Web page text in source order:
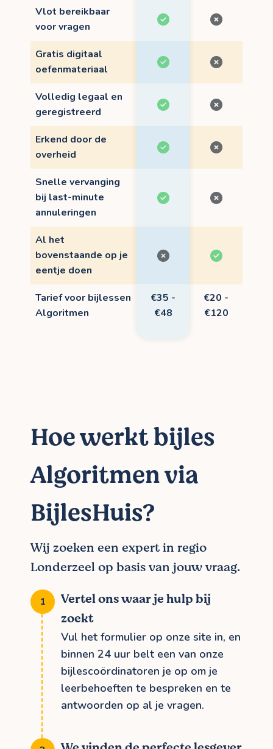
Vlot bereikbaar
voor vragen
Gratis digitaal
oefenmateriaal
Volledig legaal en
geregistreerd
Erkend door de
overheid
Snelle vervanging
bij last-minute
annuleringen
Al het
bovenstaande op je
eentje doen
Tarief voor bijlessen
Algoritmen
€35 -
€48
€20 -
€120
Hoe werkt bijles
Algoritmen via
BijlesHuis?
Wij zoeken een expert in regio
Londerzeel op basis van jouw vraag.
Vertel ons waar je hulp bij
zoekt
Vul het formulier op onze site in, en
binnen 24 uur belt een van onze
bijlescoördinatoren je op om je
leerbehoeften te bespreken en te
antwoorden op al je vragen.